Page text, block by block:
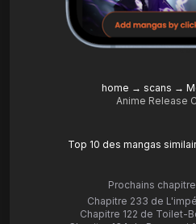
home → scans →
Anime Release
Top 10 des mangas
Prochains
Chapitre 233 de
Chapitre 122 de Toilet-